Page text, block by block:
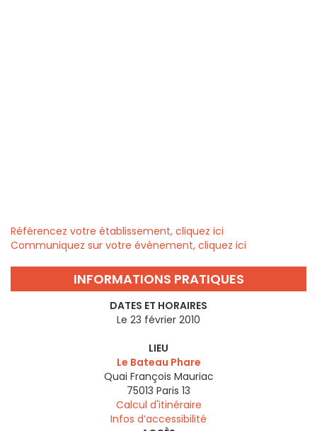
Référencez votre établissement, cliquez ici
Communiquez sur votre évènement, cliquez ici
INFORMATIONS PRATIQUES
DATES ET HORAIRES
Le 23 février 2010
LIEU
Le Bateau Phare
Quai François Mauriac
75013 Paris 13
Calcul d'itinéraire
Infos d’accessibilité